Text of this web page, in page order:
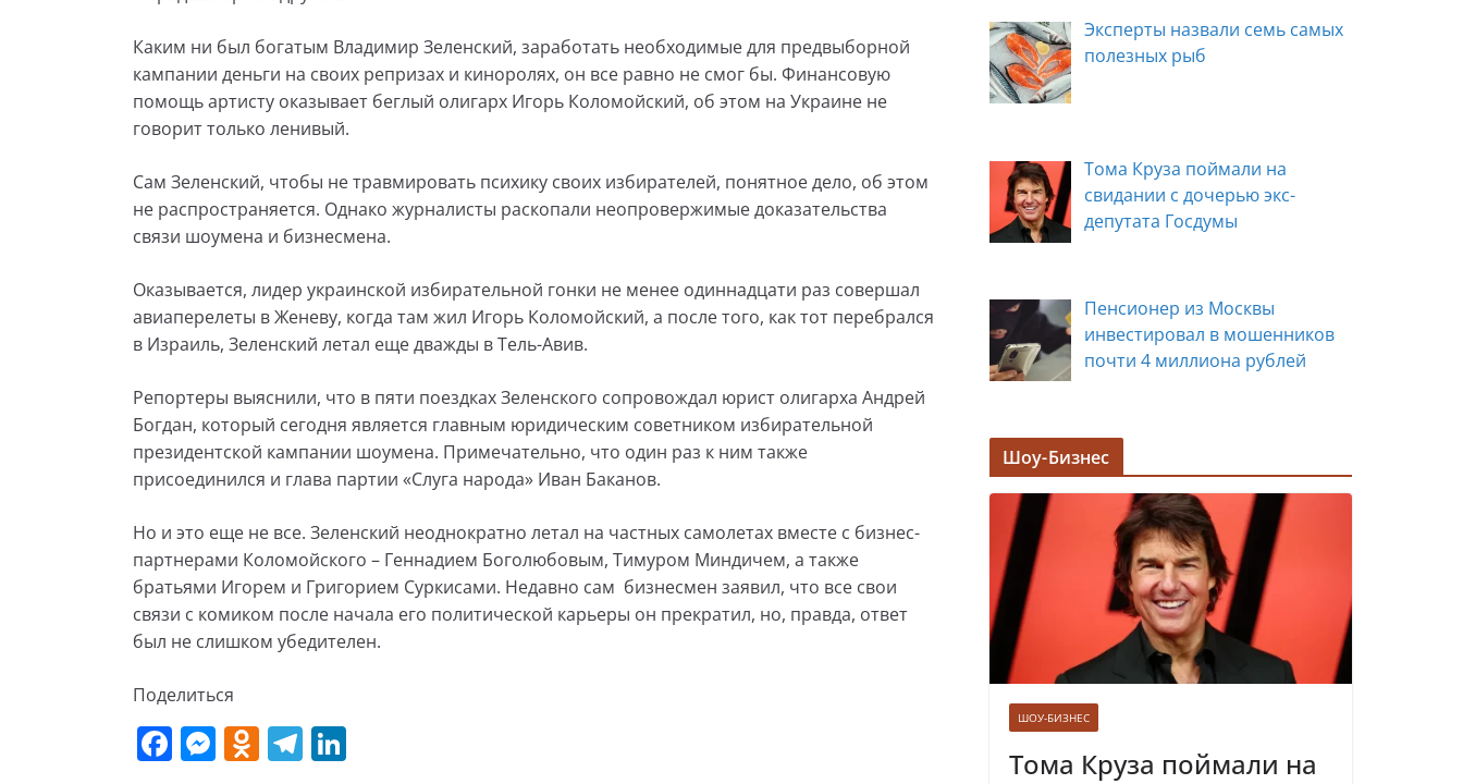
Каким ни был богатым Владимир Зеленский, заработать необходимые для предвыборной
кампании деньги на своих репризах и киноролях, он все равно не смог бы. Финансовую
помощь артисту оказывает беглый олигарх Игорь Коломойский, об этом на Украине не
говорит только ленивый.
Сам Зеленский, чтобы не травмировать психику своих избирателей, понятное дело, об этом
не распространяется. Однако журналисты раскопали неопровержимые доказательства
связи шоумена и бизнесмена.
Оказывается, лидер украинской избирательной гонки не менее одиннадцати раз совершал
авиаперелеты в Женеву, когда там жил Игорь Коломойский, а после того, как тот перебрался
в Израиль, Зеленский летал еще дважды в Тель-Авив.
Репортеры выяснили, что в пяти поездках Зеленского сопровождал юрист олигарха Андрей
Богдан, который сегодня является главным юридическим советником избирательной
президентской кампании шоумена. Примечательно, что один раз к ним также
присоединился и глава партии «Слуга народа» Иван Баканов.
Но и это еще не все. Зеленский неоднократно летал на частных самолетах вместе с бизнес-
партнерами Коломойского – Геннадием Боголюбовым, Тимуром Миндичем, а также
братьями Игорем и Григорием Суркисами. Недавно сам бизнесмен заявил, что все свои
связи с комиком после начала его политической карьеры он прекратил, но, правда, ответ
был не слишком убедителен.
Поделиться
F M O T
Эксперты назвали семь самых
полезных рыб
Тома Круза поймали на
свидании с дочерью экс-
депутата Госдумы
Пенсионер из Москвы
инвестировал в мошенников
почти 4 миллиона рублей
Задержана мэр Кургана Елена
Ситникова, в её кабинете
прошли обыски
Лолита ответила
на требования вырезать ее
из новогодних передач
Врач назвал самые вредные
продукты для сердца
Шоу-Бизнес
ШОУ-БИЗНЕС
Тома Круза поймали на